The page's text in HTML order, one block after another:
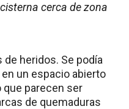
cerca de zona
heridos. Se podía
un espacio abierto
que parecen ser
de quemaduras